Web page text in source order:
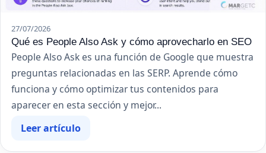
27/07/2026
Qué es People Also Ask y cómo aprovecharlo en SEO
People Also Ask es una función de Google que muestra
preguntas relacionadas en las SERP. Aprende cómo
funciona y cómo optimizar tus contenidos para
aparecer en esta sección y mejor...
Leer artículo